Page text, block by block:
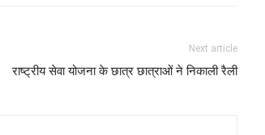
Next article
राष्ट्रीय सेवा योजना के छात्र छात्राओं ने निकाली रैली